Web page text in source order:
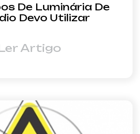
De Luminária De
Devo Utilizar
Artigo